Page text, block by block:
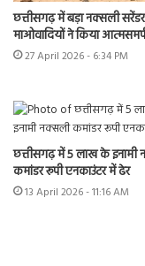
छत्तीसगढ़ में बड़ा नक्सली
माओवादियों ने किया
27 April 2026 - 6:34 PM
छत्तीसगढ़ में 5 लाख के इनामी
कमांडर रूपी एनकाउंटर में ढेर
13 April 2026 - 11:16 AM